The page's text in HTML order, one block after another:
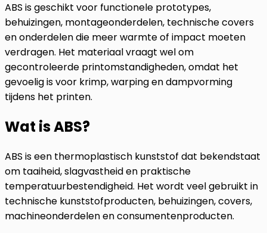
ABS is geschikt voor functionele prototypes,
behuizingen, montageonderdelen, technische covers
en onderdelen die meer warmte of impact moeten
verdragen. Het materiaal vraagt wel om
gecontroleerde printomstandigheden, omdat het
gevoelig is voor krimp, warping en dampvorming
tijdens het printen.
Wat is ABS?
ABS is een thermoplastisch kunststof dat bekendstaat
om taaiheid, slagvastheid en praktische
temperatuurbestendigheid. Het wordt veel gebruikt in
technische kunststofproducten, behuizingen, covers,
machineonderdelen en consumentenproducten.